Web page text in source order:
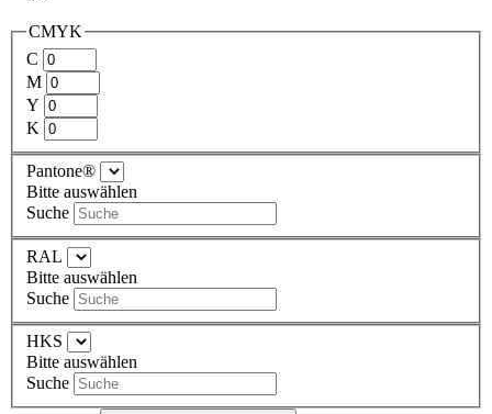
CMYK
C
M
Y
K
Pantone®
Bitte auswählen
Suche
RAL
Bitte auswählen
Suche
HKS
Bitte auswählen
Suche